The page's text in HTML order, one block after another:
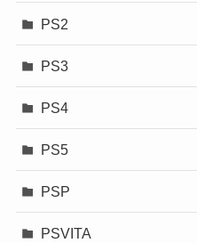
PS2
PS3
PS4
PS5
PSP
PSVITA